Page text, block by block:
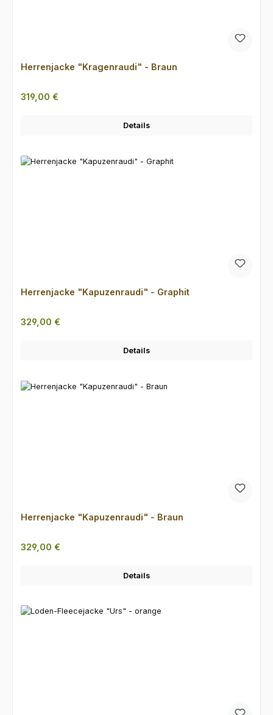
Herrenjacke "Kragenraudi" - Braun
Regulärer Preis:
319,00 €
Details
Herrenjacke "Kapuzenraudi" - Graphit
Regulärer Preis:
329,00 €
Details
Herrenjacke "Kapuzenraudi" - Braun
Regulärer Preis:
329,00 €
Details